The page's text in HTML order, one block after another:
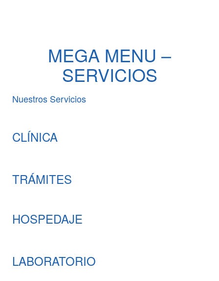
MEGA MENU –
SERVICIOS
Nuestros Servicios
CLÍNICA
TRÁMITES
HOSPEDAJE
LABORATORIO